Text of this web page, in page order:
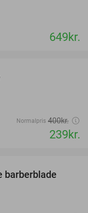
649kr.
Normalpris 400kr.
239kr.
barberblade